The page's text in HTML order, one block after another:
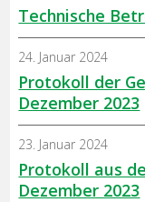
Technische
Protokoll der
Dezember 2023
24. Januar 2024
Protokoll aus
Dezember 2023
23. Januar 2024